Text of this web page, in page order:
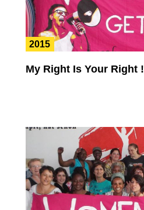
2015
My Right Is Your Right !